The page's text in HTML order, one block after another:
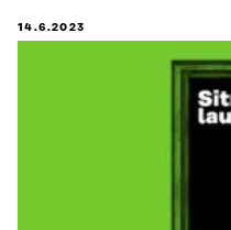
14.6.2023